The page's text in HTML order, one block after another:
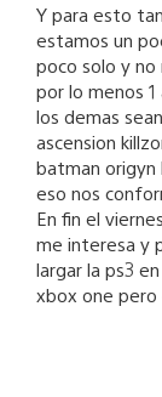
Y para esto
estamos un
poco solo y no
por lo menos
los demas
ascension
batman origyn
eso nos
En fin el
me interesa y
largar la ps3
xbox one pero